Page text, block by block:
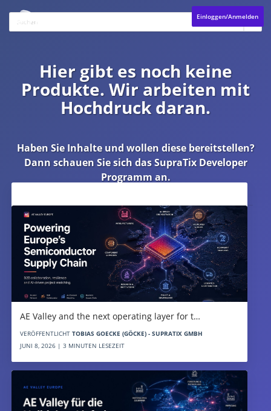
Einloggen/Anmelden
Hier gibt es noch keine
Produkte. Wir arbeiten mit
Hochdruck daran.
Haben Sie Inhalte und wollen diese bereitstellen?
Dann schauen Sie sich dasSupraTix Developer
Programman.
AE Valley and the next operating layer for t…
VERÖFFENTLICHT TOBIAS GOECKE (GÖCKE) - SUPRATIX GMBH
JUNI 8, 2026 | 3 MINUTEN LESEZEIT